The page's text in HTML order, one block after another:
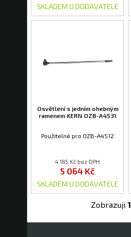
SKLADEM U DODAVATELE
Osvětlení s jedním ohebným
ramenem KERN OZB-A4531
Použitelné pro OZB-A4512
4 185 Kč bez DPH
5 064 Kč
SKLADEM U DODAVATELE
Zobrazuji 1